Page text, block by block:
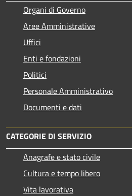
Organi di Governo
Aree Amministrative
Uffici
Enti e fondazioni
Politici
Personale Amministrativo
Documenti e dati
CATEGORIE DI SERVIZIO
Anagrafe e stato civile
Cultura e tempo libero
Vita lavorativa